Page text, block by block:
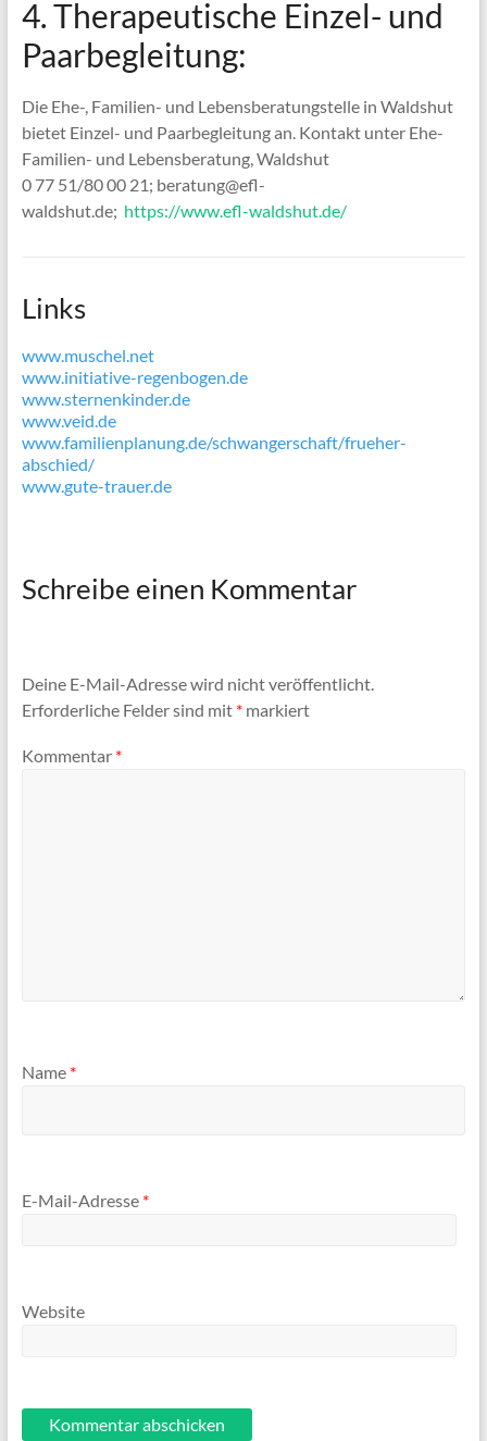
4. Therapeutische Einzel- und
Paarbegleitung:
Die Ehe-, Familien- und Lebensberatungstelle in Waldshut
bietet Einzel- und Paarbegleitung an. Kontakt unter Ehe-
Familien- und Lebensberatung, Waldshut
0 77 51/80 00 21; beratung@efl-
waldshut.de; https://www.efl-waldshut.de/
Links
www.muschel.net
www.initiative-regenbogen.de
www.sternenkinder.de
www.veid.de
www.familienplanung.de/schwangerschaft/frueher-
abschied/
www.gute-trauer.de
Schreibe einen Kommentar
Deine E-Mail-Adresse wird nicht veröffentlicht.
Erforderliche Felder sind mit *markiert
Kommentar *
Name *
E-Mail-Adresse *
Website